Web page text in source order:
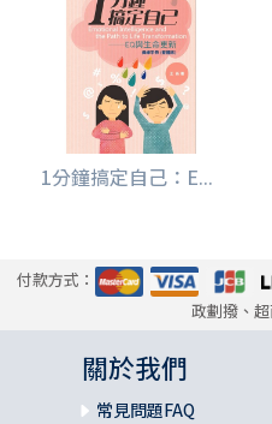
1分鐘搞定自己：E...
付款方式：
政劃撥、
關於我們
常見問題FAQ